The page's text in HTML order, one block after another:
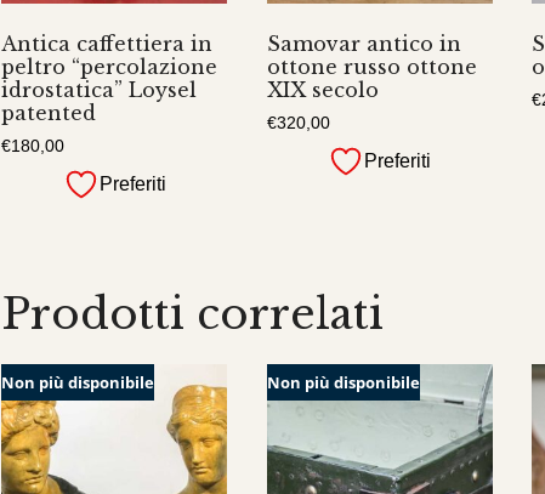
Antica caffettiera in
peltro “percolazione
idrostatica” Loysel
patented
€180,00
Preferiti
Samovar antico in
ottone russo ottone
XIX secolo
€320,00
Preferiti
€
Prodotti correlati
Non più disponibile Non più disponibile